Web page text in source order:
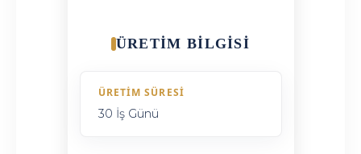
ÜRETIM BILGISI
ÜRETIM SÜRESI
30 İş Günü